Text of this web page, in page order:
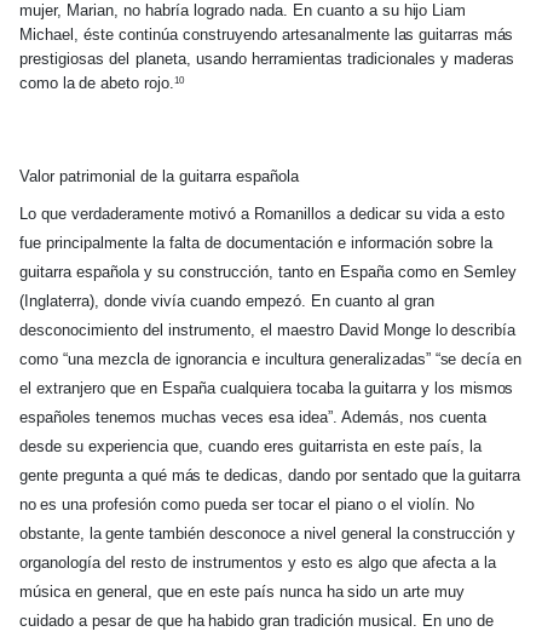
mujer, Marian, no habría logrado nada. En cuanto a su hijo Liam
Michael, éste continúa construyendo artesanalmente las guitarras más
prestigiosas del planeta, usando herramientas tradicionales y maderas
como lade abeto rojo.10
Valor patrimonial de la guitarra española
Lo que verdaderamente motivó a Romanillos a dedicar su vida a esto
fue principalmente la falta de documentación e información sobre la
guitarra española y su construcción, tanto en España como en Semley
(Inglaterra), donde vivía cuando empezó. En cuanto al gran
desconocimiento del instrumento, el maestro David Monge lo describía
como “una mezcla de ignorancia e incultura generalizadas” “se decía en
el extranjero que en España cualquiera tocaba laguitarra y los mismos
españoles tenemos muchas veces esa idea”. Además, nos cuenta
desde su experiencia que, cuando eres guitarrista en este país, la
gente pregunta a qué más tededicas, dando por sentado que laguitarra
noes una profesión como pueda ser tocar el piano o el violín. No
obstante, lagente también desconoce a nivel general laconstrucción y
organología del resto de instrumentos y esto es algo que afecta a la
música en general, que en este país nunca hasido un arte muy
cuidado a pesar de que ha habido gran tradición musical. En uno de